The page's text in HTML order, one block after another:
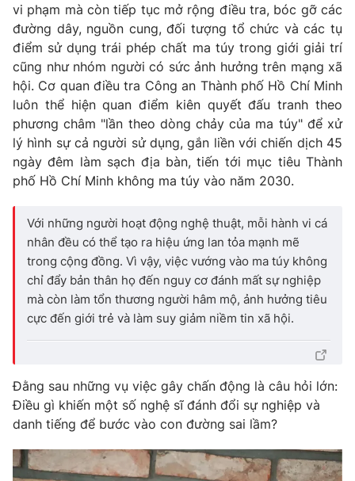
THỜI BÁO VTV
Theo dõi báo trên
Cơ quan chủ quản:Đài Truyền hình Việt Nam
Cơ quan báo chí:Thời báo VTV
Giấy phép hoạt động báo in và báo điện tử số 483/GP-BTTTT
cấp ngày 29/12/2023
Tổng Biên tập:Vũ Thanh Thủy
Phó Tổng Biên tập:Nguyễn Thị Mỹ Hạnh, Phạm Quốc Thắng,
Nguyễn Trọng Ninh
Tổng đài VTV:024.38 355 931 - 024.38 355 932
Ðiện thoại Thời báo VTV:024.66 897 897
vi phạm mà còn tiếp tục mở rộng điều tra, bóc gỡ các
đường dây, nguồn cung, đối tượng tổ chức và các tụ
điểm sử dụng trái phép chất ma túy trong giới giải trí
cũng như nhóm người có sức ảnh hưởng trên mạng xã
hội. Cơ quan điều tra Công an Thành phố Hồ Chí Minh
luôn thể hiện quan điểm kiên quyết đấu tranh theo
phương châm "lần theo dòng chảy của ma túy" để xử
lý hình sự cả người sử dụng, gắn liền với chiến dịch 45
ngày đêm làm sạch địa bàn, tiến tới mục tiêu Thành
phố Hồ Chí Minh không ma túy vào năm 2030.
Với những người hoạt động nghệ thuật, mỗi hành vi cá
nhân đều có thể tạo ra hiệu ứng lan tỏa mạnh mẽ
trong cộng đồng. Vì vậy, việc vướng vào ma túy không
chỉ đẩy bản thân họ đến nguy cơ đánh mất sự nghiệp
mà còn làm tổn thương người hâm mộ, ảnh hưởng tiêu
cực đến giới trẻ và làm suy giảm niềm tin xã hội.
Đằng sau những vụ việc gây chấn động là câu hỏi lớn:
Điều gì khiến một số nghệ sĩ đánh đổi sự nghiệp và
danh tiếng để bước vào con đường sai lầm?